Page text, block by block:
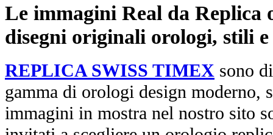
Le immagini Real da Replica
disegni originali orologi, stili
REPLICA SWISS TIMEX sono
gamma di orologi design moderno,
immagini in mostra nel nostro sito